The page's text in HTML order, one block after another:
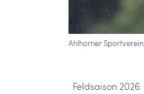
Ahlhorner Sportverein
Feldsaison 2026